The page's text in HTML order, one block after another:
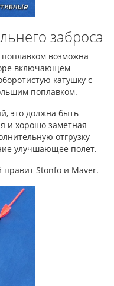
заброса
поплавком возможна
включающем
катушку с
поплавком.
это должна быть
и хорошо заметная
отгрузку
улучшающее полет.
Stonfo и Maver.